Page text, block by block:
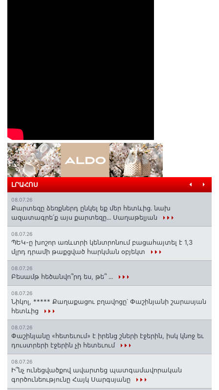
ԼՐԱՀՈՍ
08.07.26
Քարտեզը ձեռքներդ ընկել եք մեր հետևից․ նախ
ազատագրե՛ք այս քարտեզը․․․ Սաղաթելյան
08.07.26
ՊԵԿ-ը խոշոր առևտրի կենտրոնում բացահայտել է 1,3
մլրդ դրամի թաքցված հարկման օբյեկտ
08.07.26
Բեսամթ հեծանվո՞րդ ես, թե՞ ․․․
08.07.26
Նիկոլ, ***** Քաղաքացու բղավոցը՝ Փաշինյանի շարասյան
հետևից
08.07.26
Փաշինյանը «հետեւում» է իրենց շների էջերին, իսկ կնոջ եւ
դուստրերի էջերին չի հետեւում
08.07.26
Ի՞նչ ունեցվածքով ավարտեց պատգամավորական
գործունեությունը Հայկ Սարգսյանը